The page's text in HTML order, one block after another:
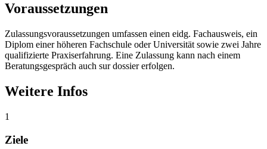
Voraussetzungen
Zulassungsvoraussetzungen umfassen einen eidg. Fachausweis, ein
Diplom einer höheren Fachschule oder Universität sowie zwei Jahre
qualifizierte Praxiserfahrung. Eine Zulassung kann nach einem
Beratungsgespräch auch sur dossier erfolgen.
Weitere Infos
1
Ziele